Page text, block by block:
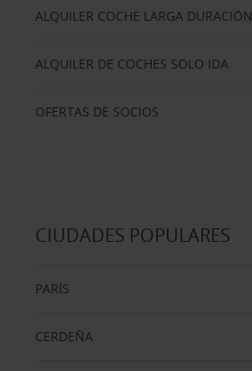
ALQUILER COCHE LARGA DURACIÓN
ALQUILER DE COCHES SOLO IDA
OFERTAS DE SOCIOS
CIUDADES POPULARES
PARÍS
CERDEÑA